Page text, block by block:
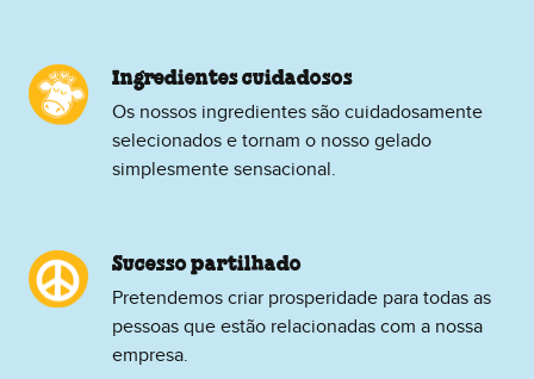
Ingredientes cuidadosos
Os nossos ingredientes são cuidadosamente
selecionados e tornam o nosso gelado
simplesmente sensacional.
Sucesso partilhado
Pretendemos criar prosperidade para todas as
pessoas que estão relacionadas com a nossa
empresa.